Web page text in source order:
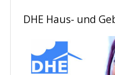
DHE Haus- und